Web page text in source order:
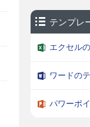
テンプレ
エクセル
ワードの
パワーポ